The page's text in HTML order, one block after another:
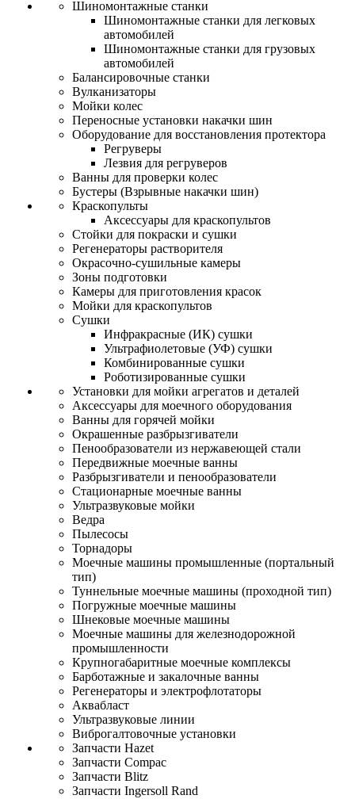
Шиномонтажные станки
Шиномонтажные станки для легковых
автомобилей
Шиномонтажные станки для грузовых
автомобилей
Балансировочные станки
Вулканизаторы
Мойки колес
Переносные установки накачки шин
Оборудование для восстановления протектора
Регруверы
Лезвия для регруверов
Ванны для проверки колес
Бустеры (Взрывные накачки шин)
Краскопульты
Аксессуары для краскопультов
Стойки для покраски и сушки
Регенераторы растворителя
Окрасочно-сушильные камеры
Зоны подготовки
Камеры для приготовления красок
Мойки для краскопультов
Сушки
Инфракрасные (ИК) сушки
Ультрафиолетовые (УФ) сушки
Комбинированные сушки
Роботизированные сушки
Установки для мойки агрегатов и деталей
Аксессуары для моечного оборудования
Ванны для горячей мойки
Окрашенные разбрызгиватели
Пенообразователи из нержавеющей стали
Передвижные моечные ванны
Разбрызгиватели и пенообразователи
Стационарные моечные ванны
Ультразвуковые мойки
Ведра
Пылесосы
Торнадоры
Моечные машины промышленные (портальный
тип)
Туннельные моечные машины (проходной тип)
Погружные моечные машины
Шнековые моечные машины
Моечные машины для железнодорожной
промышленности
Крупногабаритные моечные комплексы
Барботажные и закалочные ванны
Регенераторы и электрофлотаторы
Аквабласт
Ультразвуковые линии
Виброгалтовочные установки
Запчасти Hazet
Запчасти Compac
Запчасти Blitz
Запчасти Ingersoll Rand